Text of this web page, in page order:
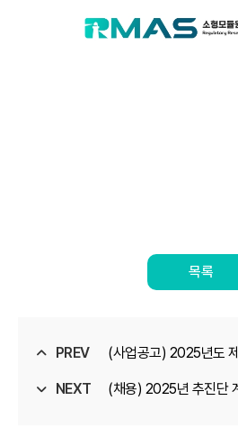
목록
PREV (사업공고) 2025년도
전규제 연구개발사업
NEXT (채용) 2025년 추진단